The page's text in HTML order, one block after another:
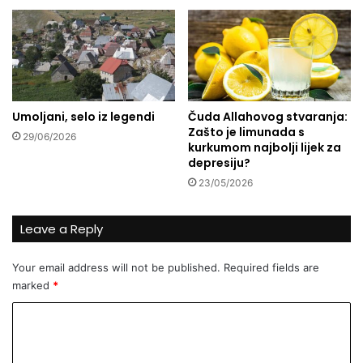
i
h
t
r
a
d
i
c
i
t
a
:
Umoljani, selo iz legendi
29/06/2026
Čuda Allahovog stvaranja:
Zašto je limunada s
kurkumom najbolji lijek za
depresiju?
23/05/2026
Leave a Reply
Your email address will not be published. Required fields are
marked *